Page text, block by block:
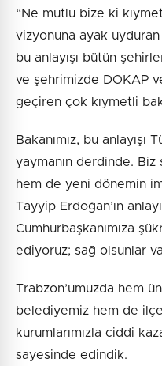
“Ne mutlu bize ki
vizyonuna ayak
bu anlayışı bütün
ve şehrimizde DOKAP
geçiren çok kıymetli
Bakanımız, bu anlayışı
yaymanın derdinde. Biz
hem de yeni dönemin
Tayyip Erdoğan’ın
Cumhurbaşkanımıza
ediyoruz; sağ olsunlar
Trabzon’umuzda hem
belediyemiz hem de
kurumlarımızla ciddi
sayesinde edindik.